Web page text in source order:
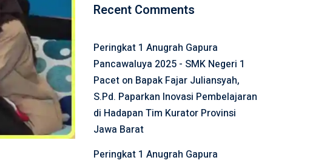
Recent Comments
Peringkat 1 Anugrah Gapura
Pancawaluya 2025 - SMK Negeri 1
Pacet on Bapak Fajar Juliansyah,
S.Pd. Paparkan Inovasi Pembelajaran
di Hadapan Tim Kurator Provinsi
Jawa Barat
Peringkat 1 Anugrah Gapura